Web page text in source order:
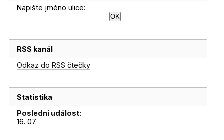
Napište jméno ulice:
RSS kanál
Odkaz do RSS čtečky
Statistika
Poslední událost:
16. 07.